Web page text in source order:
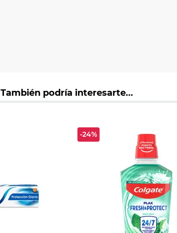
También podría interesarte...
-24%